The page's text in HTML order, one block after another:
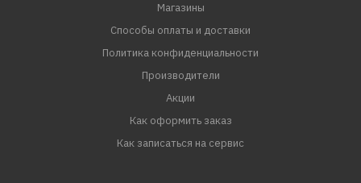
Магазины
Способы оплаты и доставки
Политика конфиденциальности
Производители
Акции
Как оформить заказ
Как записаться на сервис